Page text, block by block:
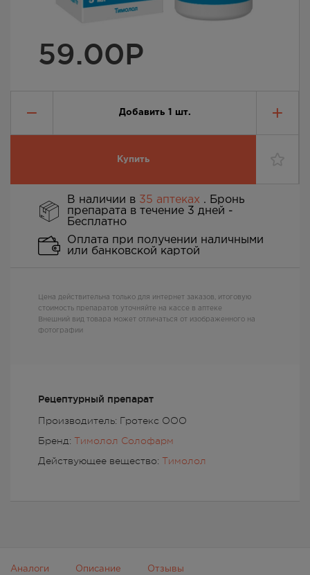
59.00Р
Добавить 1 шт.
Купить
Рецептурный препарат
Производитель: Гротекс ООО
Бренд: Тимолол Солофарм
Действующее вещество: Тимолол
В наличии в 35 аптеках . Бронь
препарата в течение 3 дней -
Бесплатно
Оплата при получении наличными
или банковской картой
Цена действительна только для интернет заказов, итоговую
стоимость препаратов уточняйте на кассе в аптеке
Внешний вид товара может отличаться от изображенного на
фотографии
Аналоги Описание Отзывы